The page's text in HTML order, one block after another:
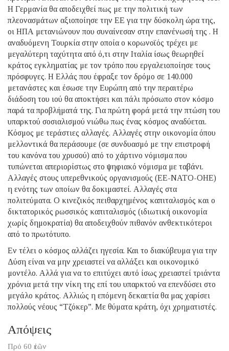
Η Γερμανία θα αποδειχθεί πως με την πολιτική των
πλεονασμάτων αξιοποίησε την ΕΕ για την δύσκολη ώρα της,
οι ΗΠΑ μετανιώνουν που συναίνεσαν στην επανένωσή της . Η
αναδυόμενη Τουρκία στην οποία ο κορωνοϊός τρέχει με
μεγαλύτερη ταχύτητα από ό,τι στην Ιταλία ίσως θεωρηθεί
κράτος εγκληματίας με τον τρόπο που εργαλειοποίησε τους
πρόσφυγες. Η Ελλάς που έφραξε τον δρόμο σε 140.000
μετανάστες και έσωσε την Ευρώπη από την περαιτέρω
διάδοση του ιού θα αποκτήσει και πάλι πρόσωπο στον κόσμο
παρά τα προβλήματά της. Για πρώτη φορά μετά την πτώση του
υπαρκτού σοσιαλισμού νιώθω πως ένας κόσμος αναδύεται.
Κόσμος με τεράστιες αλλαγές. Αλλαγές στην οικονομία όπου
μελλοντικά θα περάσουμε (σε συνδυασμό με την επιστροφή
του κανόνα του χρυσού) από το χάρτινο νόμισμα που
τυπώνεται απεριορίστως στο ψηφιακό νόμισμα με ταβάνι.
Αλλαγές στους υπερεθνικούς οργανισμούς (ΕΕ-ΝΑΤΟ-ΟΗΕ)
η ενότης των οποίων θα δοκιμαστεί. Αλλαγές στα
πολιτεύματα. Ο κινεζικός πειθαρχημένος καπιταλισμός και ο
δικτατορικός ρωσσικός καπιταλισμός (ιδιωτική οικονομία
χωρίς δημοκρατία) θα αποδειχθούν πιθανόν ανθεκτικότεροι
από το πρωτότυπο.
Εν τέλει ο κόσμος αλλάζει ηγεσία. Και το διακύβευμα για την
Δύση είναι να μην χρειαστεί να αλλάξει και οικονομικό
μοντέλο. Αλλά για να το επιτύχει αυτό ίσως χρειαστεί τριάντα
χρόνια μετά την νίκη της επί του υπαρκτού να επενδύσει στο
μεγάλο κράτος. Αλλιώς η επόμενη δεκαετία θα μας χαρίσει
πολλούς νέους “Τζόκερ”. Με θύματα κράτη, όχι χρηματιστές.
Απόψεις
Πρό 60 ἐτῶν